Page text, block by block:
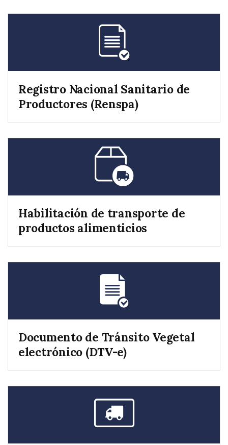
Registro Nacional Sanitario de
Productores (Renspa)
Habilitación de transporte de
productos alimenticios
Documento de Tránsito Vegetal
electrónico (DTV-e)